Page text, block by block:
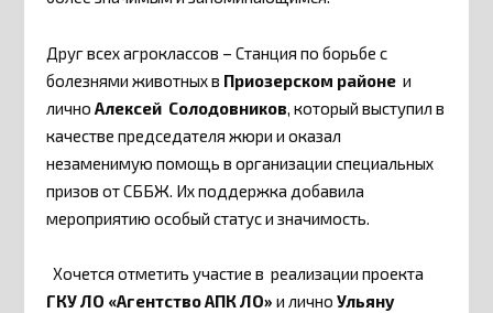
Друг всех агроклассов – Станция по борьбе с
болезнями животных в Приозерском районе и
личноАлексей Солодовников, который выступил в
качестве председателя жюри и оказал
незаменимую помощь в организации специальных
призов от СББЖ. Их поддержка добавила
мероприятию особый статус и значимость.
Хочется отметить участие в реализации проекта
ГКУ ЛО «Агентство АПК ЛО» и личноУльяну